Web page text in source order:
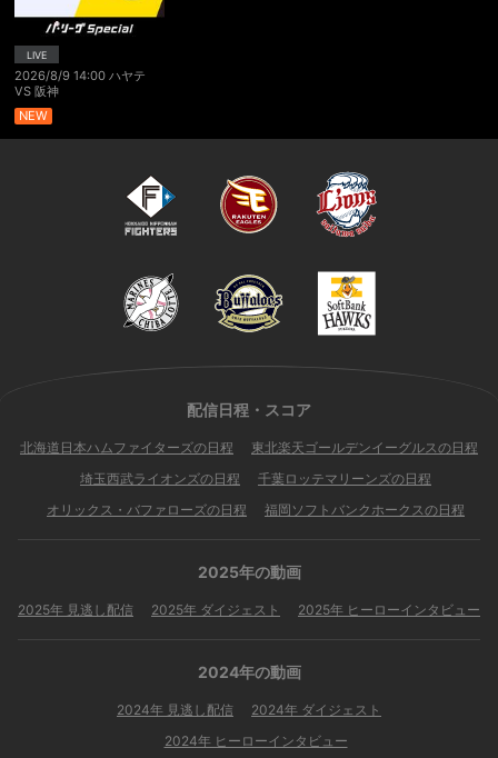
LIVE
2026/8/9 14:00 ハヤテ
VS 阪神
NEW
配信日程・スコア
北海道日本ハムファイターズの日程
東北楽天ゴールデンイーグルスの日程
埼玉西武ライオンズの日程
千葉ロッテマリーンズの日程
オリックス・バファローズの日程
福岡ソフトバンクホークスの日程
2025年の動画
2025年 見逃し配信 2025年 ダイジェスト 2025年 ヒーローインタビュー
2024年の動画
2024年 見逃し配信
2024年 ダイジェスト
2024年 ヒーローインタビュー